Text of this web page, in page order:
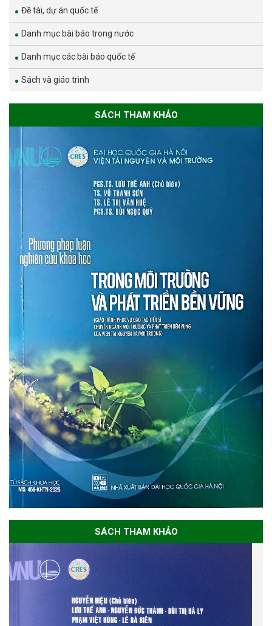
Đề tài, dự án quốc tế
Danh mục bài báo trong nước
Danh mục các bài báo quốc tế
Sách và giáo trình
SÁCH THAM KHẢO
SÁCH THAM KHẢO